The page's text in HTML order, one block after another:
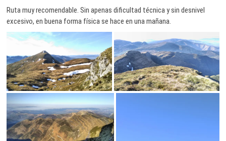
Ruta muy recomendable. Sin apenas dificultad técnica y sin desnivel
excesivo, en buena forma física se hace en una mañana.